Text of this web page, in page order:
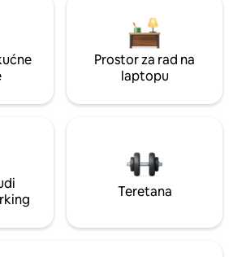
Prostor za rad na
laptopu
Teretana